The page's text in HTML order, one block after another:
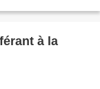
à la